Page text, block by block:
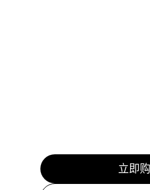
立即